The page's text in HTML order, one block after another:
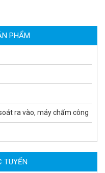
PHẨM
ra vào, máy chấm công
TUYẾN
2MP Hikfire HF-VH 223